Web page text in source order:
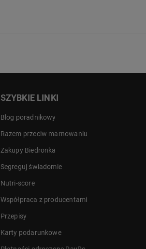
SZYBKIE LINKI
Blog poradnikowy
Razem przeciw marnowaniu
Zakupy Biedronka
Segreguj świadomie
Nutri-score
Współpraca z producentami
Przepisy
Karty podarunkowe